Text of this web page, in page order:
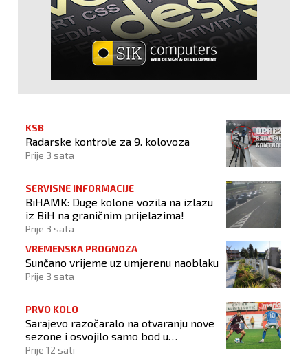
KSB
Radarske kontrole za 9. kolovoza
Prije 3 sata
SERVISNE INFORMACIJE
BiHAMK: Duge kolone vozila na izlazu
iz BiH na graničnim prijelazima!
Prije 3 sata
VREMENSKA PROGNOZA
Sunčano vrijeme uz umjerenu naoblaku
Prije 3 sata
PRVO KOLO
Sarajevo razočaralo na otvaranju nove
sezone i osvojilo samo bod u
Vrapčićima
Prije 12 sati